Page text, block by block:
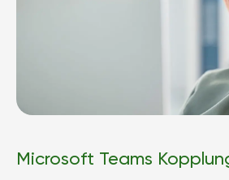
Microsoft Teams